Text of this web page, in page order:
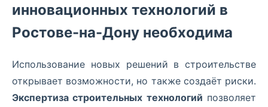
инновационных технологий в
Ростове-на-Дону необходима
Использование новых решений в строительстве
открывает возможности, но также создаёт риски.
Экспертиза строительных технологий позволяет